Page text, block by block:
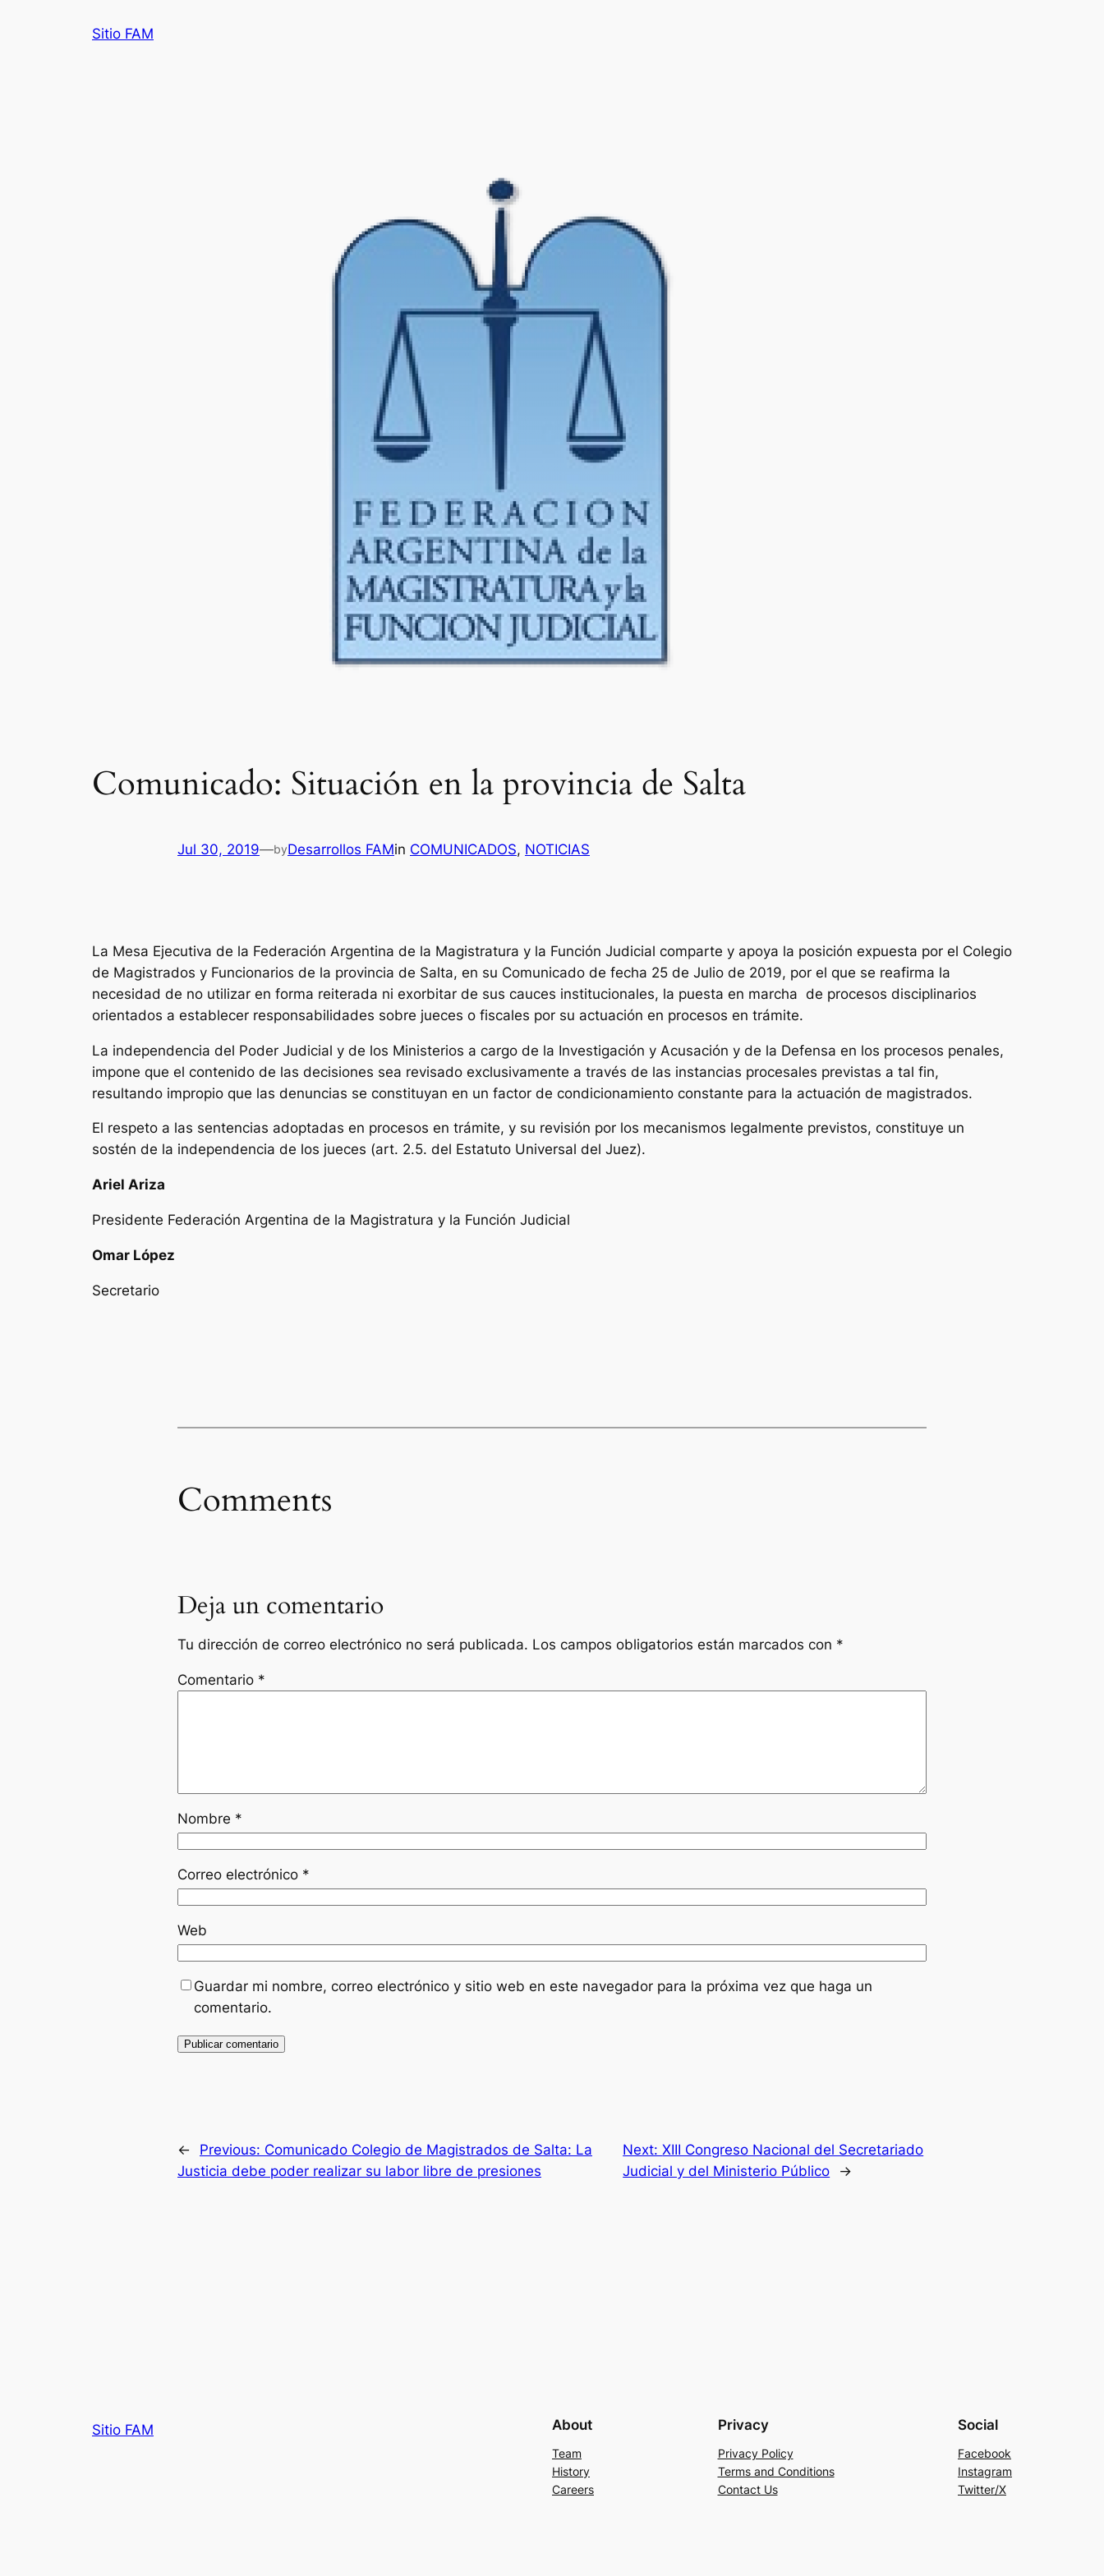
Sitio FAM
Comunicado: Situación en la provincia de Salta
Jul 30, 2019—byDesarrollos FAMin COMUNICADOS, NOTICIAS
La Mesa Ejecutiva de la Federación Argentina de la Magistratura y la Función Judicial comparte y apoya la posición expuesta por el Colegio
de Magistrados y Funcionarios de la provincia de Salta, en su Comunicado de fecha 25 de Julio de 2019, por el que se reafirma la
necesidad de no utilizar en forma reiterada ni exorbitar de sus cauces institucionales, la puesta en marcha de procesos disciplinarios
orientados a establecer responsabilidades sobre jueces o fiscales por su actuación en procesos en trámite.
La independencia del Poder Judicial y de los Ministerios a cargo de la Investigación y Acusación y de la Defensa en los procesos penales,
impone que el contenido de las decisiones sea revisado exclusivamente a través de las instancias procesales previstas a tal fin,
resultando impropio que las denuncias se constituyan en un factor de condicionamiento constante para la actuación de magistrados.
El respeto a las sentencias adoptadas en procesos en trámite, y su revisión por los mecanismos legalmente previstos, constituye un
sostén de la independencia de los jueces (art. 2.5. del Estatuto Universal del Juez).
Ariel Ariza
Presidente Federación Argentina de la Magistratura y la Función Judicial
Omar López
Secretario
Comments
Deja un comentario
Tu dirección de correo electrónico no será publicada. Los campos obligatorios están marcados con *
Comentario *
Nombre *
Correo electrónico *
Web
Guardar mi nombre, correo electrónico y sitio web en este navegador para la próxima vez que haga un
comentario.
← Previous: Comunicado Colegio de Magistrados de Salta: La
Justicia debe poder realizar su labor libre de presiones
Next:XIII Congreso Nacional del Secretariado
Judicial y del Ministerio Público
→
Sitio FAM About
Team
History
Careers
Privacy
Privacy Policy
Terms and Conditions
Contact Us
Social
Facebook
Instagram
Twitter/X